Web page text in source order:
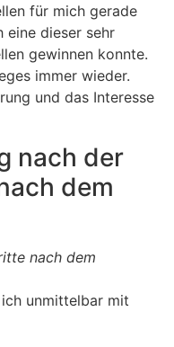
für mich gerade
eine dieser sehr
gewinnen konnte.
immer wieder.
und das Interesse
nach der
dem
nach dem
unmittelbar mit